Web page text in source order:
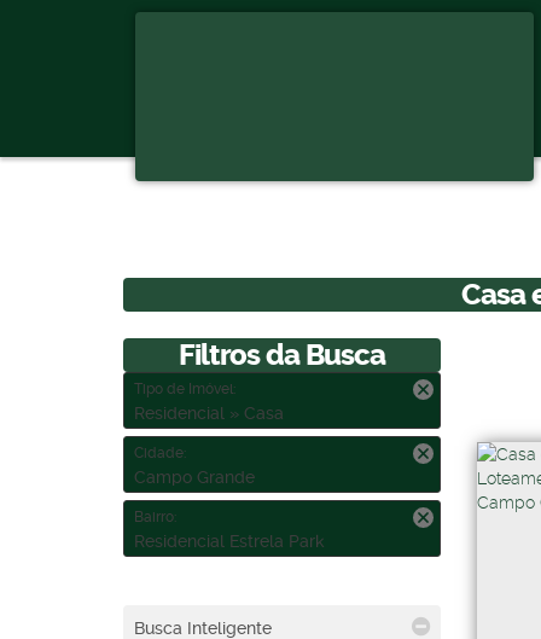
Casa
Filtros da Busca
Tipo de Imóvel:
Residencial » Casa
Cidade:
Campo Grande
Bairro:
Residencial Estrela Park
Busca Inteligente